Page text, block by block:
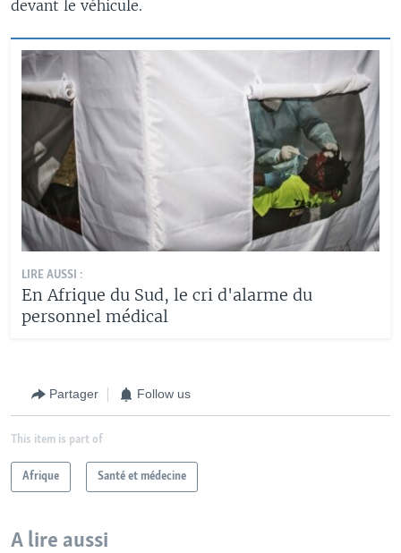
devant le véhicule.
LIRE AUSSI :
En Afrique du Sud, le cri d'alarme du
personnel médical
Partager Follow us
This item is part of
Afrique Santé et médecine
A lire aussi